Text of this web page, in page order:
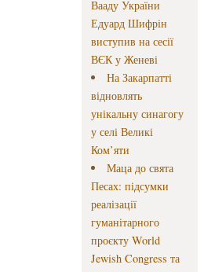
Вааду України
Едуард Шифрін
виступив на сесії
ВЄК у Женеві
На Закарпатті
відновлять
унікальну синагогу
у селі Великі
Ком’яти
Маца до свята
Песах: підсумки
реалізації
гуманітарного
проєкту World
Jewish Congress та